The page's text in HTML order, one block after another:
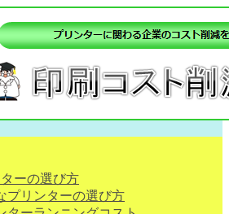
ーの選び方
プリンターの選び方